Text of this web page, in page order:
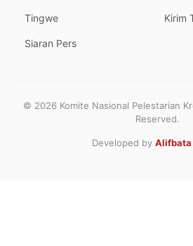
Tingwe
Siaran Pers
Kirim
© 2026 Komite Nasional Pelestarian
Reserved.
Developed by Alifbata